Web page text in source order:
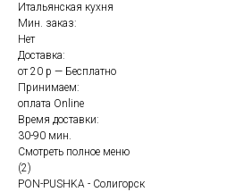
Итальянская кухня
Мин. заказ:
Нет
Доставка:
от 20 р — Бесплатно
Принимаем:
оплата Online
Время доставки:
30-90 мин.
Смотреть полное меню
(2)
PON-PUSHKA - Солигорск